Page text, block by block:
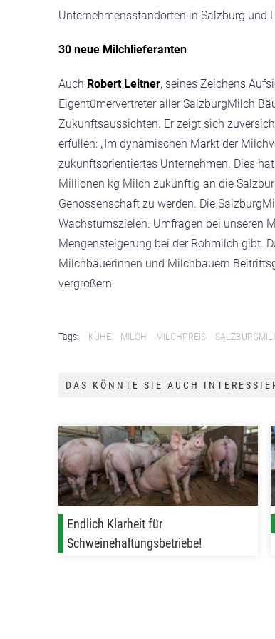
Unternehmensstandorten in Salzburg und
30 neue Milchlieferanten
Auch Robert Leitner, seines Zeichens
Eigentümervertreter aller SalzburgMilch
Zukunftsaussichten. Er zeigt sich
erfüllen: „Im dynamischen Markt der
zukunftsorientiertes Unternehmen. Dies
Millionen kg Milch zukünftig an die
Genossenschaft zu werden. Die
Wachstumszielen. Umfragen bei unseren
Mengensteigerung bei der Rohmilch gibt.
Milchbäuerinnen und Milchbauern
vergrößern
Tags: KÜHE MILCH MILCHPREIS
DAS KÖNNTE SIE AUCH
Endlich Klarheit für
Schweinehaltungsbetriebe!